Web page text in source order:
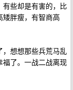
些却是有害的，比
矮胖瘦，有智商高
想想那些兵荒马乱
福了。一战二战离现